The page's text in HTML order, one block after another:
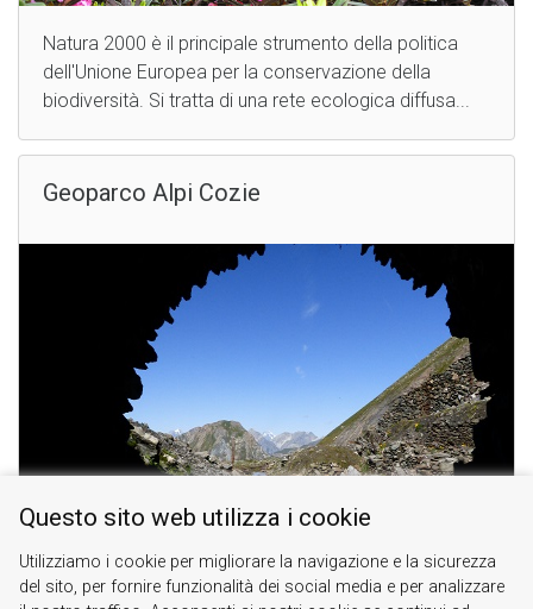
Natura 2000 è il principale strumento della politica
dell'Unione Europea per la conservazione della
biodiversità. Si tratta di una rete ecologica diffusa...
Geoparco Alpi Cozie
Il geoparco delle Alpi Cozie nasce nell'ambito del
Progetto Alcotra "Le Alte Valli". È costituito da oltre
Questo sito web utilizza i cookie
Utilizziamo i cookie per migliorare la navigazione e la sicurezza
del sito, per fornire funzionalità dei social media e per analizzare